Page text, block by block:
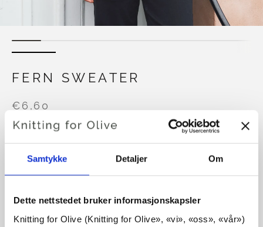
Samtykke Detaljer Om
Dette nettstedet bruker informasjonskapsler
Knitting for Olive (Knitting for Olive», «vi», «oss», «vår»)
FERN SWEATER
€6,60
SPRÅK VELG SPRÅK
Kjøp av garn?